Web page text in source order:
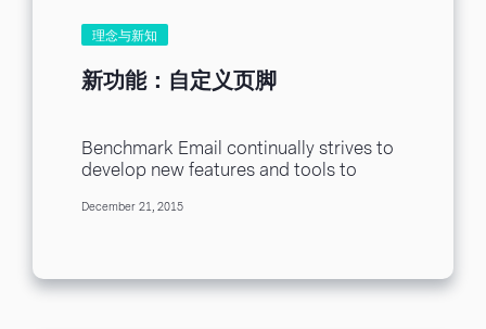
更重要，邮件行销平台如何帮助用户开拓
会使用订阅表格功能来开发质量良好的名
单，经过双方同意才发送的电子报代表这
最佳的效果。若邮件营销平台能够将名单
依照订阅者再分类，进行精准行销，那对
于用户来说更是如虎添翼了。...
黄的完美结合：只介绍产品特色，无法和
受众产生共鸣。 趣味与暖心的巧思 每当我
们看见趣味的谐音梗、有意境的文字或是
令人噗哧一笑，总是能勾起我们的好奇心
本意。你也可以选择加入个性化主旨，让
收信者觉得这封信是为他量身打造的，拉
名店商品5折起：用组合字同时点出中秋节
境，给予想象空间，让受众向往追求特定
理念与新知
新功能：自定义页脚
Benchmark Email continually strives to
develop new features and tools to
users as...
December 21, 2015